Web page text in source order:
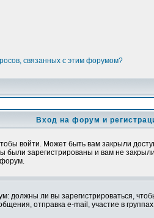
связанных с этим форумом?
Вход на форум и
войти. Может быть вам закрыли
зарегистрированы и вам не
форум.
должны ли вы зарегистрироваться,
отправка e-mail, участие в